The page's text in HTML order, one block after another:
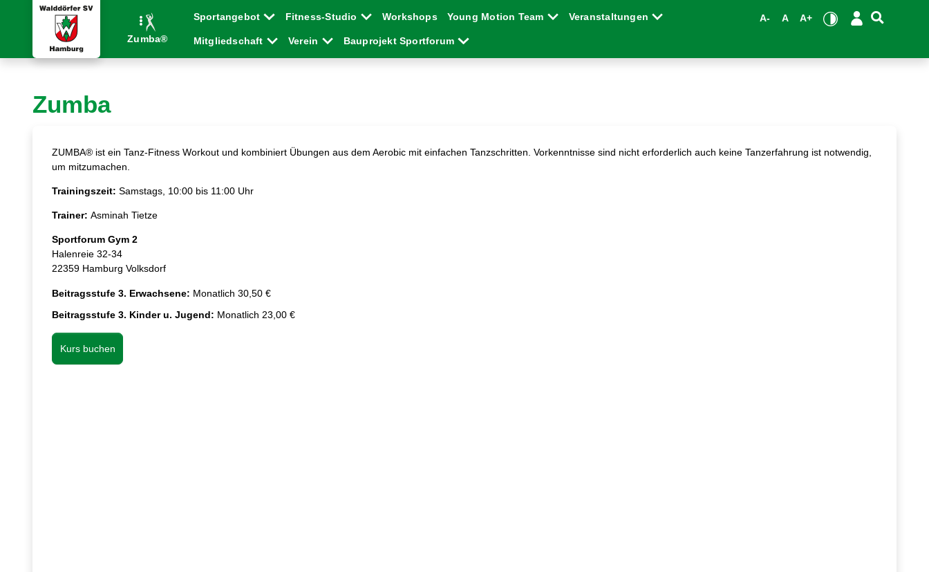
Zumba®
Sportangebot Fitness-Studio Workshops Young Motion Team Veranstaltungen
Mitgliedschaft Verein Bauprojekt Sportforum
A- A A+
Zumba
ZUMBA® ist ein Tanz-Fitness Workout und kombiniert Übungen aus dem Aerobic mit einfachen Tanzschritten. Vorkenntnisse sind nicht erforderlich auch keine Tanzerfahrung ist notwendig,
um mitzumachen.
Trainingszeit:Samstags, 10:00 bis 11:00 Uhr
Trainer:Asminah Tietze
Sportforum Gym 2
Halenreie 32-34
22359 Hamburg Volksdorf
Beitragsstufe 3. Erwachsene: Monatlich 30,50 €
Beitragsstufe 3. Kinder u. Jugend: Monatlich 23,00 €
Kurs buchen